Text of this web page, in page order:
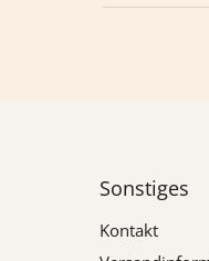
Sonstiges
Kontakt